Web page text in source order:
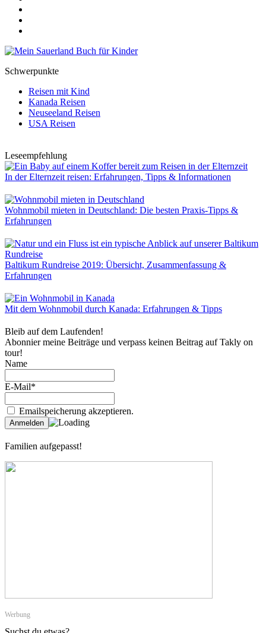
Schwerpunkte
Reisen mit Kind
Kanada Reisen
Neuseeland Reisen
USA Reisen
Leseempfehlung
In der Elternzeit reisen: Erfahrungen, Tipps & Informationen
Wohnmobil mieten in Deutschland: Die besten Praxis-Tipps &
Erfahrungen
Baltikum Rundreise 2019: Übersicht, Zusammenfassung &
Erfahrungen
Mit dem Wohnmobil durch Kanada: Erfahrungen & Tipps
Bleib auf dem Laufenden!
Abonnier meine Beiträge und verpass keinen Beitrag auf Takly on
tour!
Name
E-Mail*
Emailspeicherung akzeptieren.
Familien aufgepasst!
Werbung